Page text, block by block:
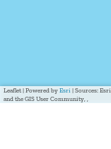
Leaflet | Powered by Esri | Sources:
and the GIS User Community, ,